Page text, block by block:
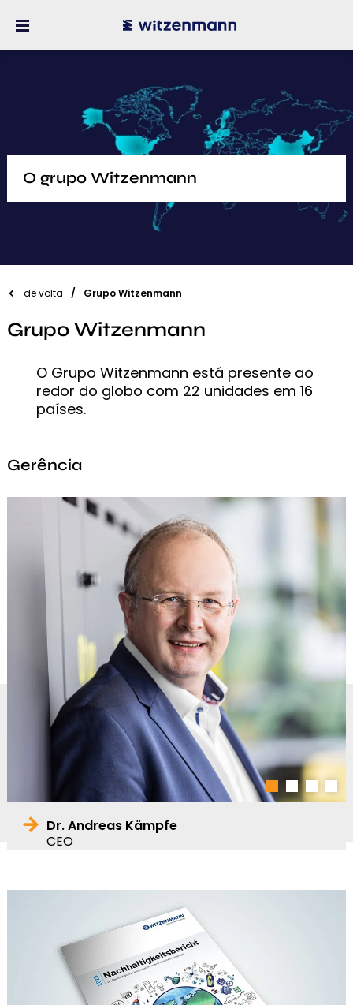
O grupo Witzenmann
de volta Grupo Witzenmann
Grupo Witzenmann
O Grupo Witzenmann está presente ao
redor do globo com 22 unidades em 16
países.
Gerência
1 2 3 4
Dr. Andreas Kämpfe
CEO